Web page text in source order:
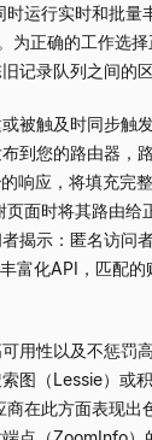
运行实时和批量
为正确的工作选
记录队列之间的区
被触及时同步触
到您的路由器，
响应，将填充完
面时将其路由给
揭示：匿名访问
富化API，匹配的
用性以及不惩罚
图（Lessie）或
商在此方面表现出